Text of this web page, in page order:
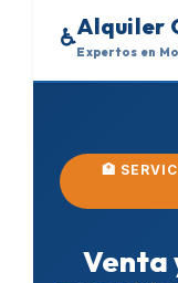
♿Alquiler
Expertos en
🏥
Venta